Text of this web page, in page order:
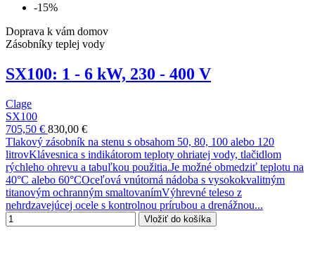
-15%
Doprava k vám domov
Zásobníky teplej vody
SX100: 1 - 6 kW, 230 - 400 V
Clage
SX100
705,50 € 830,00 €
Tlakový zásobník na stenu s obsahom 50, 80, 100 alebo 120
litrovKlávesnica s indikátorom teploty ohriatej vody, tlačidlom
rýchleho ohrevu a tabuľkou použitia.Je možné obmedziť teplotu na
40°C alebo 60°COceľová vnútorná nádoba s vysokokvalitným
titanovým ochranným smaltovanímVýhrevné teleso z
nehrdzavejúcej ocele s kontrolnou prírubou a drenážnou...
Vložiť do košíka